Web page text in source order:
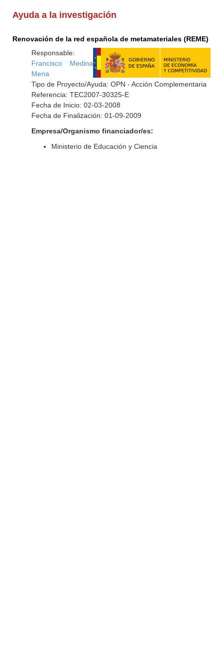
Ayuda a la investigación
Renovación de la red española de metamateriales (REME)
Responsable:
Francisco Medina
Mena
Tipo de Proyecto/Ayuda: OPN - Acción Complementaria
Referencia: TEC2007-30325-E
Fecha de Inicio: 02-03-2008
Fecha de Finalización: 01-09-2009
Empresa/Organismo financiador/es:
Ministerio de Educación y Ciencia